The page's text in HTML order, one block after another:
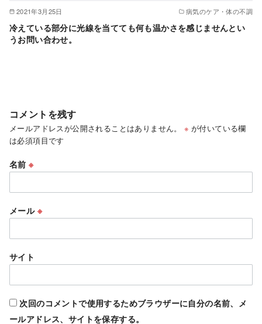
2021年3月25日 病気のケア・体の不調
冷えている部分に光線を当てても何も温かさを感じませんとい
うお問い合わせ。
コメントを残す
メールアドレスが公開されることはありません。 ※ が付いている欄
は必須項目です
名前※
メール ※
サイト
次回のコメントで使用するためブラウザーに自分の名前、メ
ールアドレス、サイトを保存する。